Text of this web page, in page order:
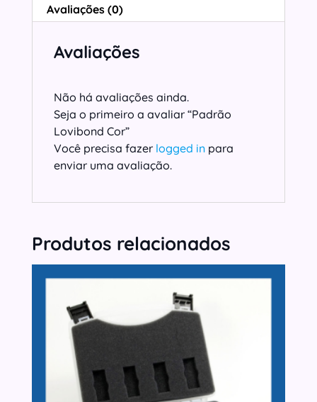
Avaliações (0)
Avaliações
Não há avaliações ainda.
Seja o primeiro a avaliar “Padrão
Lovibond Cor”
Você precisa fazer logged inpara
enviar uma avaliação.
Produtos relacionados